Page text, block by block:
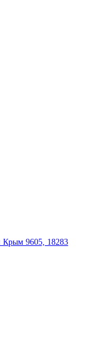
Крым 9605, 18283